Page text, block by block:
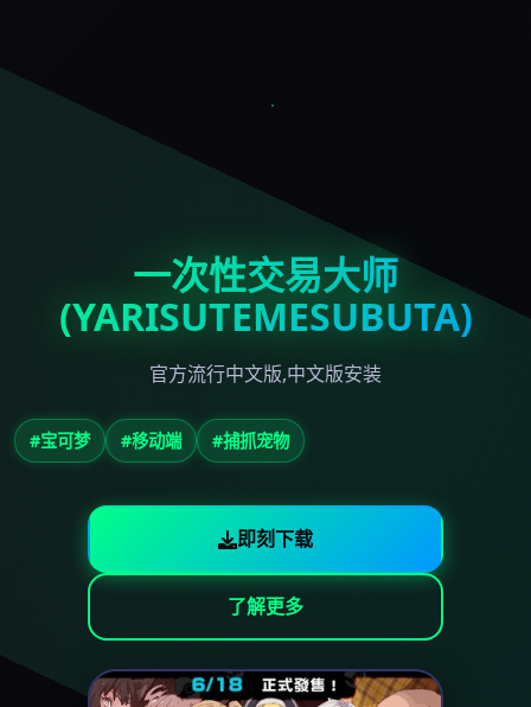
一次性交易大师
(YARISUTEMESUBUTA)
官方流行中文版,中文版安装
#宝可梦 #移动端 #捕抓宠物
即刻下载
了解更多